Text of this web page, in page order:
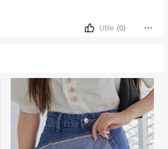
Utile (0)